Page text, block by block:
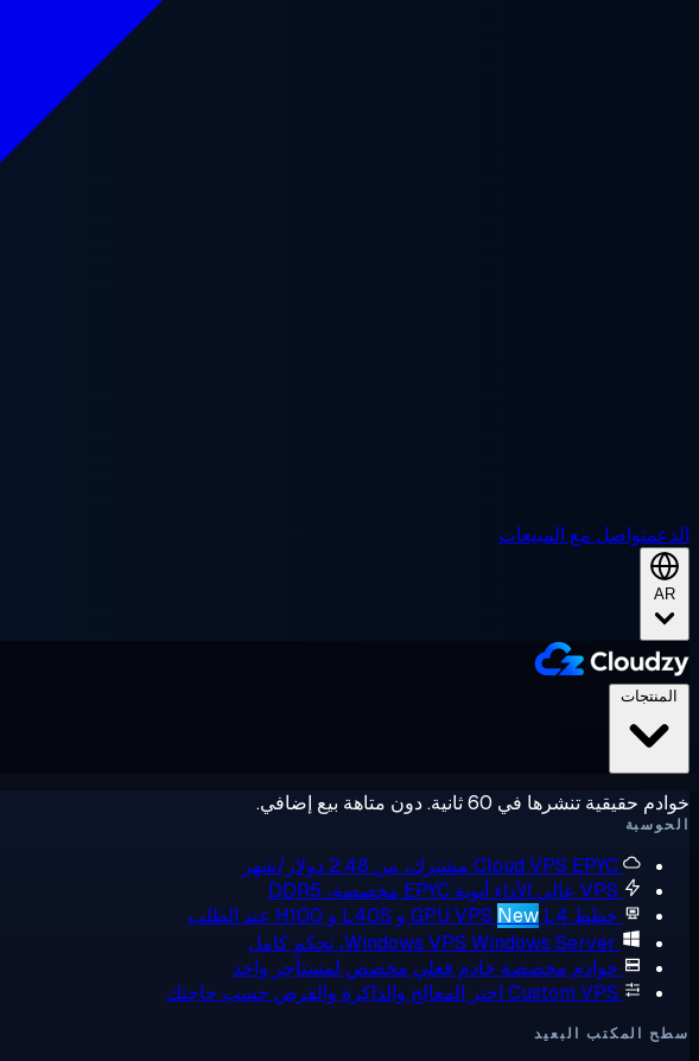
الدعمتواصل مع المبيعات
AR
المنتجات
خوادم حقيقية تنشرها في 60 ثانية. دون متاهة بيع إضافي.
الحوسبة
Cloud VPS EPYC مشترك، من 2.48 دولار/شهر
VPS عالي الأداء
أنوية EPYC مخصصة، DDR5
خطط GPU VPS
New L4 و L40S و H100 عند الطلب
Windows VPS Windows Server، تحكم كامل
خوادم مخصصة خادم فعلي مخصص لمستأجر واحد
Custom VPS اختر المعالج والذاكرة والقرص حسب حاجتك
سطح المكتب البعيد